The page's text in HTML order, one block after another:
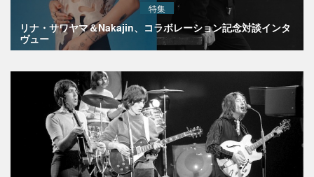
特集
リナ・サワヤマ＆Nakajin、コラボレーション記念対談インタ
ヴュー